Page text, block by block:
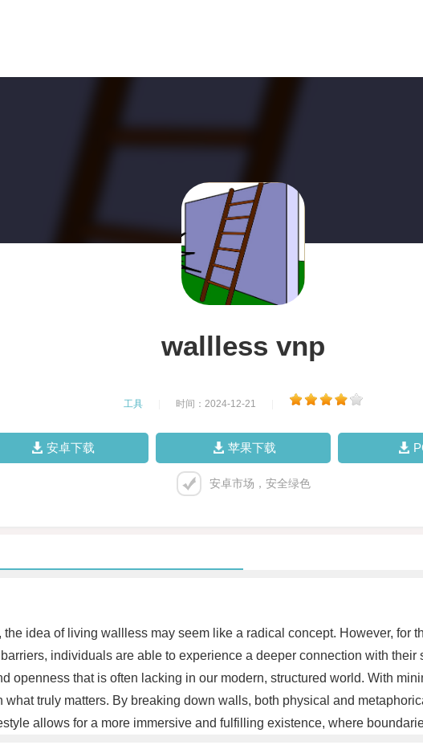
wallless vnp
工具 时间：2024-12-21
安卓下载 苹果下载
安卓市场，安全绿色
idea of living wallless may seem like a radical concept. However, for
individuals are able to experience a deeper connection with
openness that is often lacking in our modern, structured world. With
truly matters. By breaking down walls, both physical and
allows for a more immersive and fulfilling existence, where